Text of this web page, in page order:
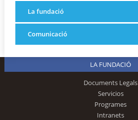
La fundació
Comunicació
LA FUNDACIÓ
Documents Legals
Servicios
Programes
Intranets